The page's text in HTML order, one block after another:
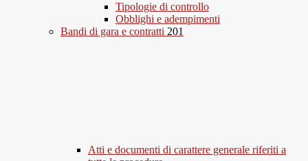
Tipologie di controllo
Obblighi e adempimenti
Bandi di gara e contratti 201
Atti e documenti di carattere generale riferiti a